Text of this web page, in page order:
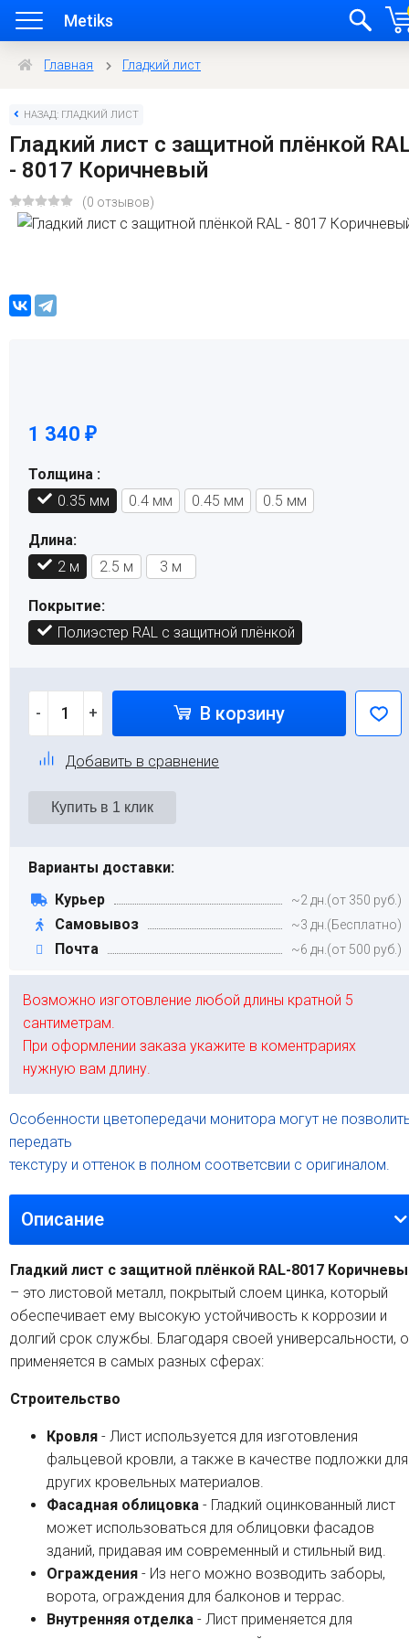
Metiks
Главная Гладкий лист
НАЗАД: ГЛАДКИЙ ЛИСТ
Гладкий лист с защитной плёнкой
- 8017 Коричневый
(0 отзывов)
1 340 ₽
Толщина :
0.35 мм
0.4 мм 0.45 мм 0.5 мм
Длина:
2 м
2.5 м 3 м
Покрытие:
Полиэстер RAL с защитной плёнкой
- + В корзину
Добавить в сравнение
Варианты доставки:
Курьер
~2 дн.(от 350 руб.)
Самовывоз ~3 дн.(Бесплатно)
Почта ~6 дн.(от 500 руб.)
Возможно изготовление любой длины кратной 5
сантиметрам.
При оформлении заказа укажите в коментрариях
нужную вам длину.
Особенности цветопередачи монитора могут не
передать
текстуру и оттенок в полном соответсвии с оригиналом.
Описание
Гладкий лист с защитной плёнкой RAL-8017
– это листовой металл, покрытый слоем цинка, который
обеспечивает ему высокую устойчивость к коррозии и
долгий срок службы. Благодаря своей универсальности,
применяется в самых разных сферах:
Строительство
Кровля - Лист используется для изготовления
фальцевой кровли, а также в качестве подложки для
других кровельных материалов.
Фасадная облицовка - Гладкий оцинкованный лист
может использоваться для облицовки фасадов
зданий, придавая им современный и стильный вид.
Ограждения - Из него можно возводить заборы,
ворота, ограждения для балконов и террас.
Внутренняя отделка - Лист применяется для